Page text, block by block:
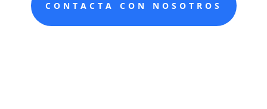
CONTACTA CON NOSOTROS